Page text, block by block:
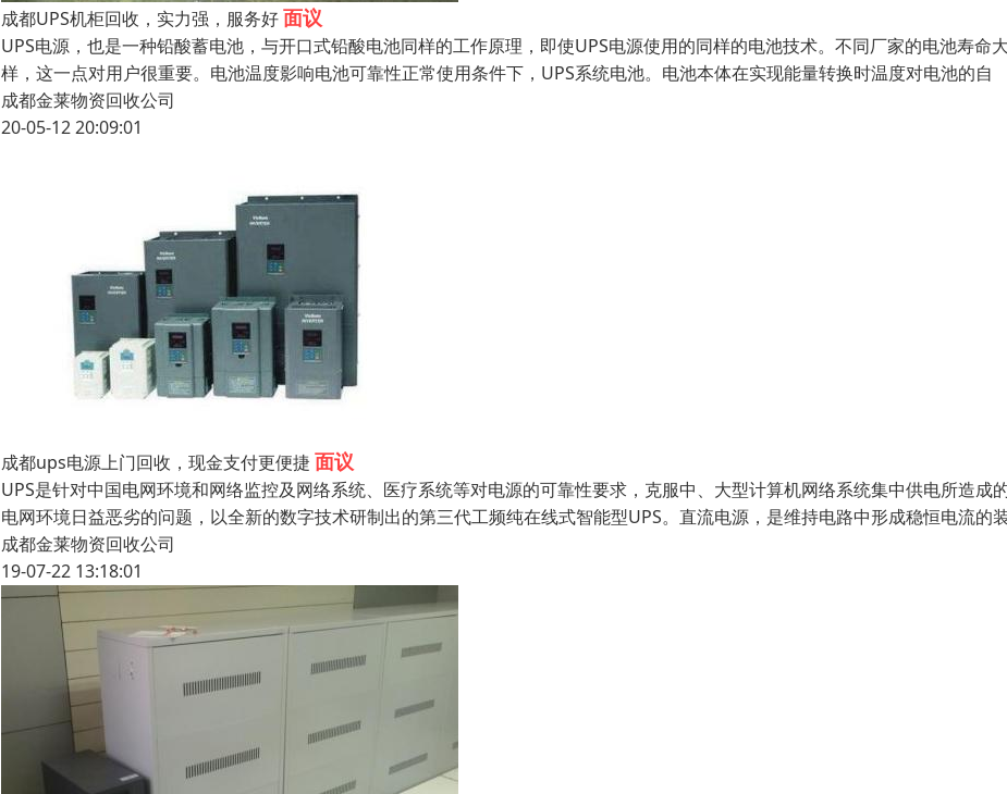
成都UPS机柜回收，实力强，服务好面议
UPS电源，也是一种铅酸蓄电池，与开口式铅酸电池同样的工作原理，即使UPS电源使用的同样的电池技术。不同厂家的电池寿命
样，这一点对用户很重要。电池温度影响电池可靠性正常使用条件下，UPS系统电池。电池本体在实现能量转换时温度对电池的自
成都金莱物资回收公司
20-05-12 20:09:01
成都ups电源上门回收，现金支付更便捷 面议
UPS是针对中国电网环境和网络监控及网络系统、医疗系统等对电源的可靠性要求，克服中、大型计算机网络系统集中供电所造成
电网环境日益恶劣的问题，以全新的数字技术研制出的第三代工频纯在线式智能型UPS。直流电源，是维持电路中形成稳恒电流的
成都金莱物资回收公司
19-07-22 13:18:01